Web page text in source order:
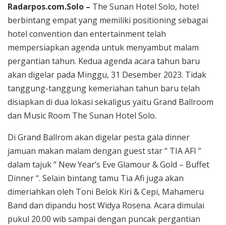
Radarpos.com.Solo – The Sunan Hotel Solo, hotel
berbintang empat yang memiliki positioning sebagai
hotel convention dan entertainment telah
mempersiapkan agenda untuk menyambut malam
pergantian tahun. Kedua agenda acara tahun baru
akan digelar pada Minggu, 31 Desember 2023. Tidak
tanggung-tanggung kemeriahan tahun baru telah
disiapkan di dua lokasi sekaligus yaitu Grand Ballroom
dan Music Room The Sunan Hotel Solo.
Di Grand Ballrom akan digelar pesta gala dinner
jamuan makan malam dengan guest star “ TIA AFI ”
dalam tajuk ” New Year’s Eve Glamour & Gold – Buffet
Dinner “. Selain bintang tamu Tia Afi juga akan
dimeriahkan oleh Toni Belok Kiri & Cepi, Mahameru
Band dan dipandu host Widya Rosena. Acara dimulai
pukul 20.00 wib sampai dengan puncak pergantian